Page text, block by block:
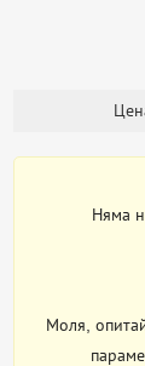
Няма
Моля,